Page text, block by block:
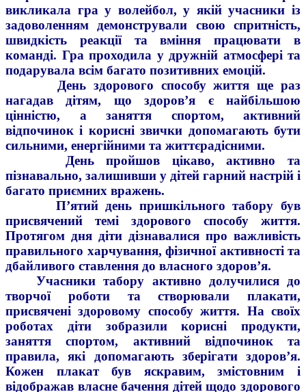
викликала гра у волейбол, у якій учасники із
задоволенням демонстрували свою спритність,
швидкість реакції та вміння працювати в
команді. Гра проходила у дружній атмосфері та
подарувала всім багато позитивних емоцій.
День здорового способу життя ще раз
нагадав дітям, що здоров’я є найбільшою
цінністю, а заняття спортом, активний
відпочинок і корисні звички допомагають бути
сильними, енергійними та життєрадісними.
День пройшов цікаво, активно та
пізнавально, залишивши у дітей гарний настрій і
багато приємних вражень.
П’ятий день пришкільного табору був
присвячений темі здорового способу життя.
Протягом дня діти дізнавалися про важливість
правильного харчування, фізичної активності та
дбайливого ставлення до власного здоров’я.
Учасники табору активно долучилися до
творчої роботи та створювали плакати,
присвячені здоровому способу життя. На своїх
роботах діти зобразили корисні продукти,
заняття спортом, активний відпочинок та
правила, які допомагають зберігати здоров’я.
Кожен плакат був яскравим, змістовним і
відображав власне бачення дітей щодо здорового